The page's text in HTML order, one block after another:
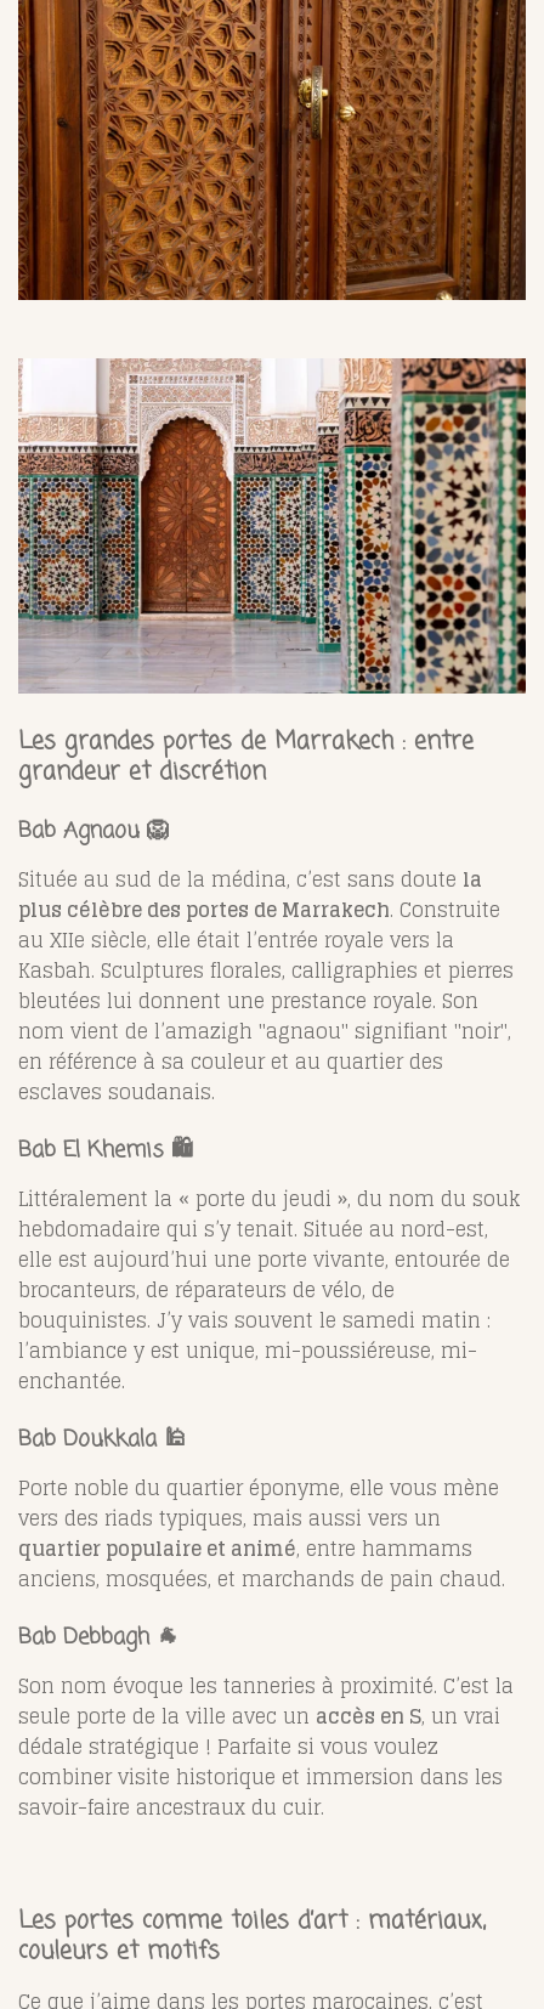
Les grandes portes de Marrakech : entre
grandeur et discrétion
Bab Agnaou 🦁
Située au sud de la médina, c’est sans doute la
plus célèbre des portes de Marrakech. Construite
au XIIe siècle, elle était l’entrée royale vers la
Kasbah. Sculptures florales, calligraphies et pierres
bleutées lui donnent une prestance royale. Son
nom vient de l’amazigh "agnaou" signifiant "noir",
en référence à sa couleur et au quartier des
esclaves soudanais.
Bab El Khemis 🛍️
Littéralement la « porte du jeudi », du nom du souk
hebdomadaire qui s’y tenait. Située au nord-est,
elle est aujourd’hui une porte vivante, entourée de
brocanteurs, de réparateurs de vélo, de
bouquinistes. J’y vais souvent le samedi matin :
l’ambiance y est unique, mi-poussiéreuse, mi-
enchantée.
Bab Doukkala 🕌
Porte noble du quartier éponyme, elle vous mène
vers des riads typiques, mais aussi vers un
quartier populaire et animé, entre hammams
anciens, mosquées, et marchands de pain chaud.
Bab Debbagh 🐐
Son nom évoque les tanneries à proximité. C’est la
seule porte de la ville avec un accès en S, un vrai
dédale stratégique ! Parfaite si vous voulez
combiner visite historique et immersion dans les
savoir-faire ancestraux du cuir.
Les portes comme toiles d’art : matériaux,
couleurs et motifs
Ce que j’aime dans les portes marocaines, c’est